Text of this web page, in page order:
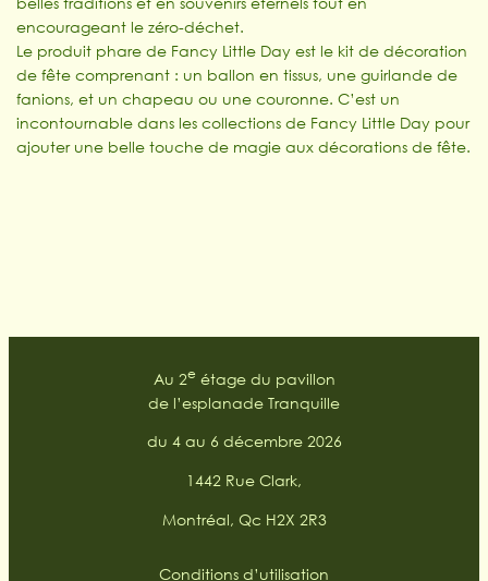
encourageant le zéro-déchet.
Le produit phare de Fancy Little Day est le kit de décoration
de fête comprenant : un ballon en tissus, une guirlande de
fanions, et un chapeau ou une couronne. C’est un
incontournable dans les collections de Fancy Little Day pour
ajouter une belle touche de magie aux décorations de fête.
Au 2e étage du pavillon
de l’esplanade Tranquille
du 4 au 6 décembre 2026
1442 Rue Clark,
Montréal, Qc H2X 2R3
Conditions d’utilisation